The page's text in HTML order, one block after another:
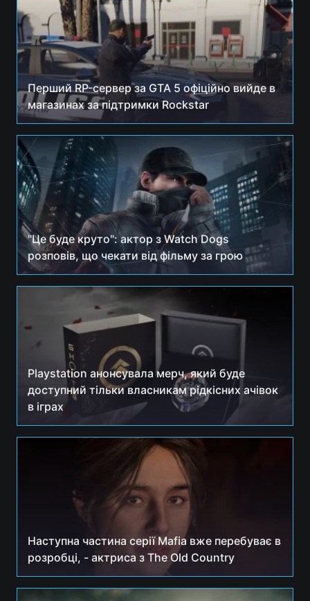
Перший RP-сервер за GTA 5 офіційно вийде в
магазинах за підтримки Rockstar
"Це буде круто": актор з Watch Dogs
розповів, що чекати від фільму за грою
Playstation анонсувала мерч, який буде
доступний тільки власникам рідкісних ачівок
в іграх
Наступна частина серії Mafia вже перебуває в
розробці, - актриса з The Old Country